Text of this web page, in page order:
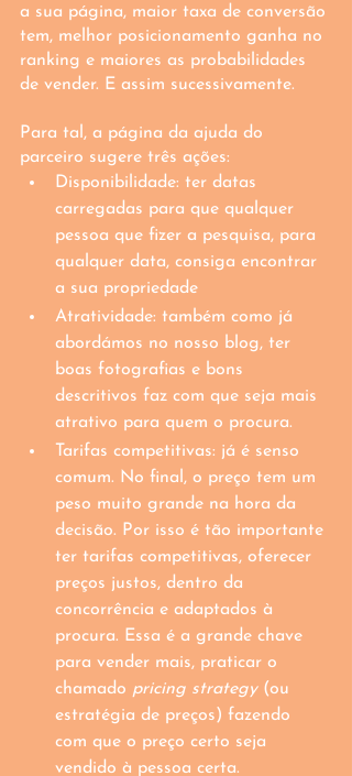
a sua página, maior taxa de conversão
tem, melhor posicionamento ganha no
ranking e maiores as probabilidades
de vender. E assim sucessivamente.
Para tal, a página da ajuda do
parceiro sugere três ações:
Disponibilidade: ter datas
carregadas para que qualquer
pessoa que fizer a pesquisa, para
qualquer data, consiga encontrar
a sua propriedade
Atratividade: também como já
abordámos no nosso blog, ter
boas fotografias e bons
descritivos faz com que seja mais
atrativo para quem o procura.
Tarifas competitivas: já é senso
comum. No final, o preço tem um
peso muito grande na hora da
decisão. Por isso é tão importante
ter tarifas competitivas, oferecer
preços justos, dentro da
concorrência e adaptados à
procura. Essa é a grande chave
para vender mais, praticar o
chamado pricing strategy (ou
estratégia de preços) fazendo
com que o preço certo seja
vendido à pessoa certa.